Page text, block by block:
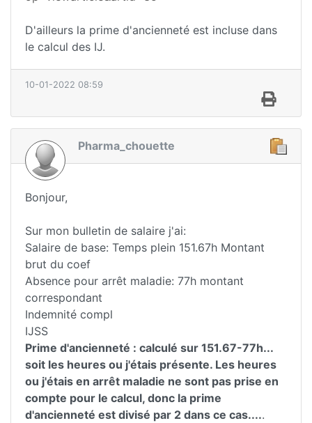
D'ailleurs la prime d'ancienneté est incluse dans
le calcul des IJ.
10-01-2022 08:59
Pharma_chouette
Bonjour,
Sur mon bulletin de salaire j'ai:
Salaire de base: Temps plein 151.67h Montant
brut du coef
Absence pour arrêt maladie: 77h montant
correspondant
Indemnité compl
IJSS
Prime d'ancienneté : calculé sur 151.67-77h...
soit les heures ou j'étais présente. Les heures
ou j'étais en arrêt maladie ne sont pas prise en
compte pour le calcul, donc la prime
d'ancienneté est divisé par 2 dans ce cas.....